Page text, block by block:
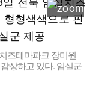
즈테마파크 장미원
상하고 있다. 임실군